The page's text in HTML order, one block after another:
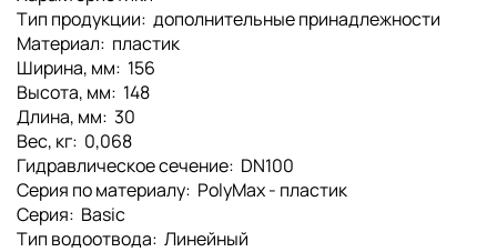
Тип продукции: дополнительные принадлежности
Материал: пластик
Ширина, мм: 156
Высота, мм: 148
Длина, мм: 30
Вес, кг: 0,068
Гидравлическое сечение: DN100
Серия по материалу: PolyMax - пластик
Серия: Basic
Тип водоотвода: Линейный